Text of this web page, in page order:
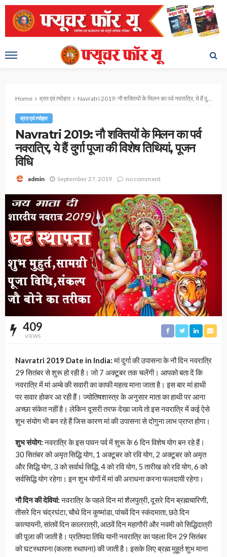
Home व्रत एवं त्योहार Navratri 2019: नौ शक्तियों के मिलन का पर्व नवरात्रि, ये हैं दुर्गा पूजा की विशेष तिथियां, पूजन विधि
व्रत एवं त्योहार
Navratri 2019: नौ शक्तियों के मिलन का पर्व
नवरात्रि, ये हैं दुर्गा पूजा की विशेष तिथियां, पूजन
विधि
admin September 27, 2019 no comment
409
VIEWS
Navratri 2019 Date in India:मां दुर्गा की उपासना के नौ दिन नवरात्रि
29 सितंबर से शुरू हो रही है। जो 7 अक्टूबर तक चलेंगी। आपको बता दें कि
नवरात्रि में मां अम्बे की सवारी का काफी महत्व माना जाता है। इस बार मां हाथी
पर सवार होकर आ रही हैं। ज्योतिषशास्त्र के अनुसार माता का हाथी पर आना
अच्छा संकेत नहीं है। लेकिन दूसरी तरफ देखा जाये तो इस नवरात्रि में कई ऐसे
शुभ संयोग भी बन रहे हैं जिस कारण मां की उपासना से दोगुना लाभ प्राप्त होगा।
शुभ संयोग:नवरात्रि के इस पावन पर्व में शुरू के 6 दिन विशेष योग बन रहे हैं।
30 सितंबर को अमृत सिद्धि योग, 1 अक्टूबर को रवि योग, 2 अक्टूबर को अमृत
और सिद्धि योग, 3 को सर्वार्थ सिद्धि, 4 को रवि योग, 5 तारीख को रवि योग, 6 को
सर्वसिद्धि योग रहेगा। इन शुभ योगों में मां की अराधना करना फलदायी रहेगा।
नौ दिन की देवियां:नवरात्रि के पहले दिन मां शैलपुत्री, दूसरे दिन ब्रह्मचारिणी,
तीसरे दिन चंद्रघंटा, चौथे दिन कुष्मांडा, पांचवें दिन स्कंदमाता, छठे दिन
कात्यायनी, सांतवें दिन कालरात्री, आठवें दिन महागौरी और नवमी को सिद्धिदात्री
की पूजा की जाती है। प्रतिपदा तिथि यानी नवरात्रि का पहला दिन 29 सितंबर
को घटस्थापना (कलश स्थापना) की जाती है। इसके लिए ब्रह्म मुहूर्त शुभ माना